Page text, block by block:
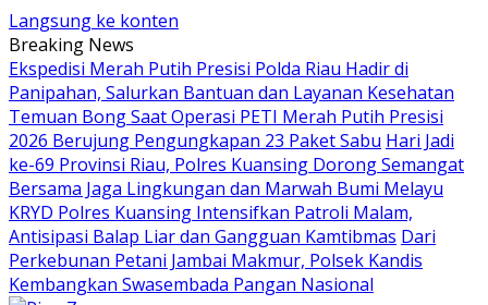
Langsung ke konten
Breaking News
Ekspedisi Merah Putih Presisi Polda Riau Hadir di
Panipahan, Salurkan Bantuan dan Layanan Kesehatan
Temuan Bong Saat Operasi PETI Merah Putih Presisi
2026 Berujung Pengungkapan 23 Paket Sabu Hari Jadi
ke-69 Provinsi Riau, Polres Kuansing Dorong Semangat
Bersama Jaga Lingkungan dan Marwah Bumi Melayu
KRYD Polres Kuansing Intensifkan Patroli Malam,
Antisipasi Balap Liar dan Gangguan Kamtibmas Dari
Perkebunan Petani Jambai Makmur, Polsek Kandis
Kembangkan Swasembada Pangan Nasional